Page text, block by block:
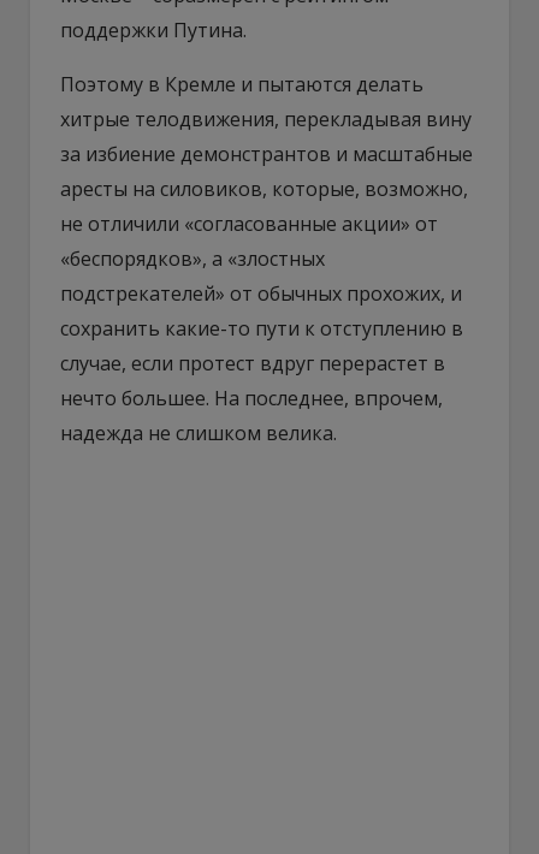
поддержки Путина.
Поэтому в Кремле и пытаются делать
хитрые телодвижения, перекладывая вину
за избиение демонстрантов и масштабные
аресты на силовиков, которые, возможно,
не отличили «согласованные акции» от
«беспорядков», а «злостных
подстрекателей» от обычных прохожих, и
сохранить какие-то пути к отступлению в
случае, если протест вдруг перерастет в
нечто большее. На последнее, впрочем,
надежда не слишком велика.